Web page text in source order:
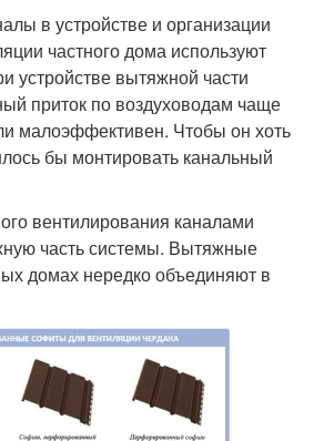
в устройстве и организации
частного дома используют
устройстве вытяжной части
приток по воздуховодам чаще
малоэффективен. Чтобы он хоть
бы монтировать канальный
вентилирования каналами
часть системы. Вытяжные
домах нередко объединяют в